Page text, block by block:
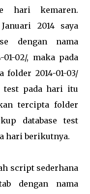
hari kemaren.
2014 saya
dengan nama
02/, maka pada
2014-01-03/
test pada hari itu
tercipta folder
database test
hari berikutnya.
script sederhana
dengan nama